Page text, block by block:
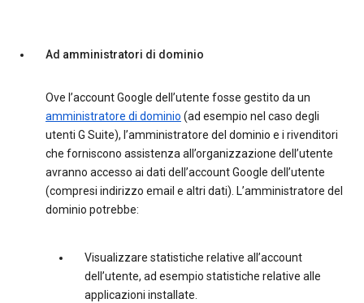
Ad amministratori di dominio
Ove l’account Google dell’utente fosse gestito da un
amministratore di dominio (ad esempio nel caso degli
utenti G Suite), l’amministratore del dominio e i rivenditori
che forniscono assistenza all’organizzazione dell’utente
avranno accesso ai dati dell’account Google dell’utente
(compresi indirizzo email e altri dati). L’amministratore del
dominio potrebbe:
Visualizzare statistiche relative all’account
dell’utente, ad esempio statistiche relative alle
applicazioni installate.